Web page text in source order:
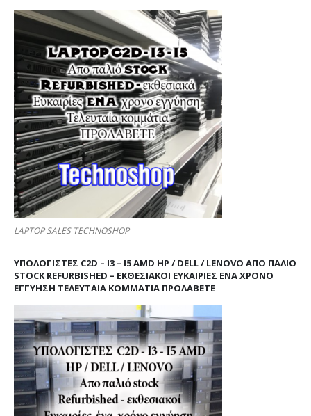
LAPTOP SALES TECHNOSHOP
ΥΠΟΛΟΓΙΣΤΕΣ C2D – I3 – I5 AMD HP / DELL / LENOVO ΑΠΟ ΠΑΛΙΌ
STOCK REFURBISHED – ΕΚΘΕΣΙΑΚΟΊ ΕΥΚΑΙΡΊΕΣ ΈΝΑ ΧΡΌΝΟ
ΕΓΓΎΗΣΗ ΤΕΛΕΥΤΑΊΑ ΚΟΜΜΆΤΙΑ ΠΡΟΛΑΒΕΤΕ